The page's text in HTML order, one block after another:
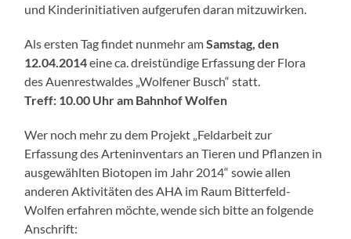
und Kinderinitiativen aufgerufen daran mitzuwirken.
Als ersten Tag findet nunmehr amSamstag, den
12.04.2014eine ca. dreistündige Erfassung der Flora
des Auenrestwaldes „Wolfener Busch“ statt.
Treff: 10.00 Uhr am Bahnhof Wolfen
Wer noch mehr zu dem Projekt „Feldarbeit zur
Erfassung des Arteninventars an Tieren und Pflanzen in
ausgewählten Biotopen im Jahr 2014“ sowie allen
anderen Aktivitäten des AHA im Raum Bitterfeld-
Wolfen erfahren möchte, wende sich bitte an folgende
Anschrift: